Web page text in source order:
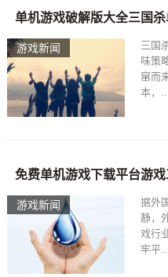
游戏新闻
单机游戏破解版大全三国
三国
味策
窜而
本，
游戏新闻
据外
静，
戏行
牢平